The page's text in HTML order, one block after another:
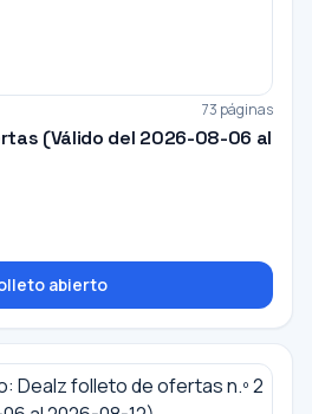
73 páginas
(Válido del 2026-08-06 al
abierto